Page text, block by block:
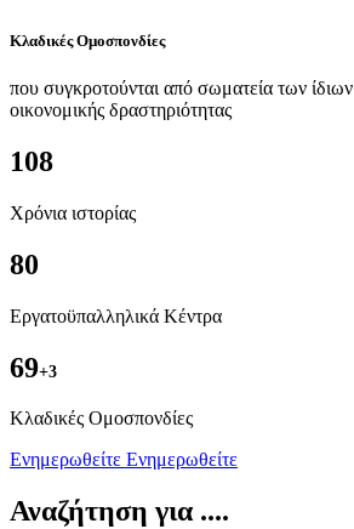
Κλαδικές Ομοσπονδίες
που συγκροτούνται από σωματεία των
οικονομικής δραστηριότητας
108
Χρόνια ιστορίας
80
Εργατοϋπαλληλικά Κέντρα
69+3
Kλαδικές Ομοσπονδίες
Ενημερωθείτε Ενημερωθείτε
Αναζήτηση για ....